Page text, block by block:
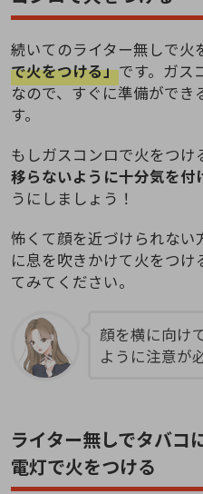
続いてのライター無しで火
で火をつける」です。ガス
なので、すぐに準備がで
す。
もしガスコンロで火をつけ
移らないように十分気を付
うにしましょう！
怖くて顔を近づけられない
に息を吹きかけて火をつ
てみてください。
顔を横に向け
ように注意が
ライター無しでタバ
電灯で火をつける